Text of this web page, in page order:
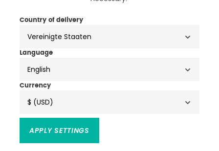
LS2 MX703 X-Force
Phantom Motocross Helm
Country of delivery
Language
English
Currency
$ (USD)
APPLY SETTINGS